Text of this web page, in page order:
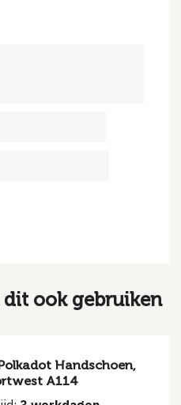
ook gebruiken
Handschoen,
A114